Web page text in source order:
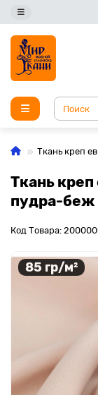
Ткань креп
Ткань
пудра-беж
Код Товара:
85 гр/м²